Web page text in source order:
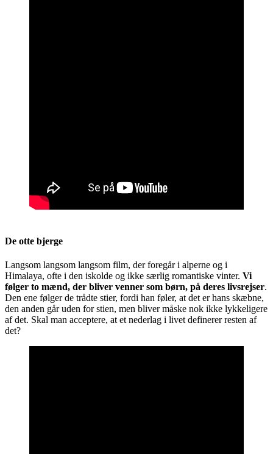
De otte bjerge
Langsom langsom langsom film, der foregår i alperne og i
Himalaya, ofte i den iskolde og ikke særlig romantiske vinter. Vi
følger to mænd, der bliver venner som børn, på deres livsrejser.
Den ene følger de trådte stier, fordi han føler, at det er hans skæbne,
den anden går uden for stien, men bliver måske nok ikke lykkeligere
af det. Skal man acceptere, at et nederlag i livet definerer resten af
det?